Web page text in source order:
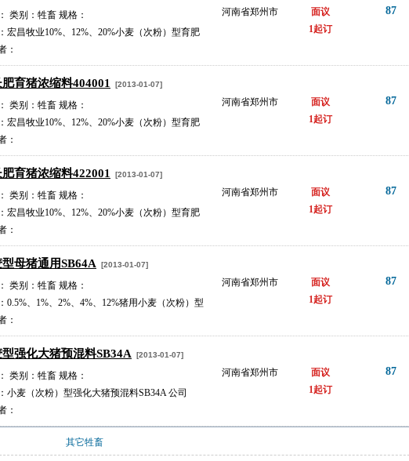
类别：牲畜 规格：
宏昌牧业10%、12%、20%小麦（次粉）型育肥
：
河南省郑州市
面议
1起订
87
育猪浓缩料404001 [2013-01-07]
类别：牲畜 规格：
宏昌牧业10%、12%、20%小麦（次粉）型育肥
：
河南省郑州市
面议
1起订
87
育猪浓缩料422001 [2013-01-07]
类别：牲畜 规格：
宏昌牧业10%、12%、20%小麦（次粉）型育肥
：
河南省郑州市
面议
1起订
87
母猪通用SB64A [2013-01-07]
类别：牲畜 规格：
0.5%、1%、2%、4%、12%猪用小麦（次粉）型
：
河南省郑州市
面议
1起订
87
强化大猪预混料SB34A [2013-01-07]
类别：牲畜 规格：
小麦（次粉）型强化大猪预混料SB34A 公司
：
河南省郑州市
面议
1起订
87
其它牲畜